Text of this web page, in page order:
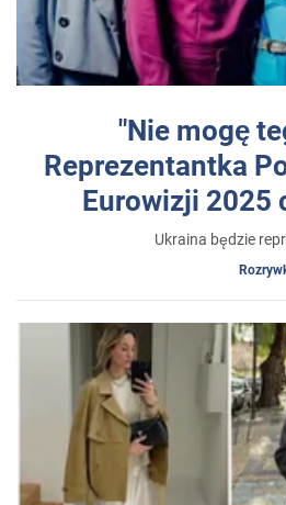
"Nie mogę
Reprezentantka
Eurowizji 2025
Ukraina będzie